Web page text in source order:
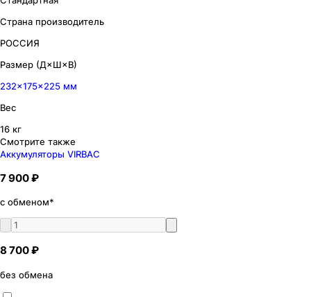
Страна производитель
РОССИЯ
Размер (Д×Ш×В)
232×175×225 мм
Вес
16 кг
Смотрите также
Аккумуляторы VIRBAC
7 900 ₽
с обменом*
8 700 ₽
без обмена